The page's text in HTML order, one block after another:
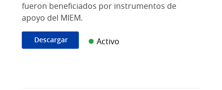
fueron beneficiados por instrumentos de
apoyo del MIEM.
Descargar Activo